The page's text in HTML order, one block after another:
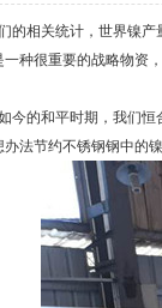
相关统计，世界镍产量
种很重要的战略物资
的和平时期，我们恒合
法节约不锈钢钢中的